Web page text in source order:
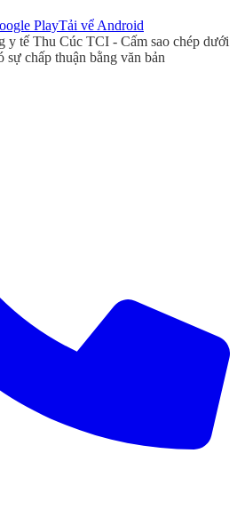
Tải vể Android
tế Thu Cúc TCI - Cấm sao chép dưới
chấp thuận bằng văn bản